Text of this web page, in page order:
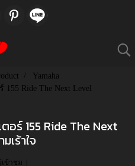
Yamaha
Ride The Next Level
อร์ 155 Ride The Next
เร้าใจ
เข้าชม